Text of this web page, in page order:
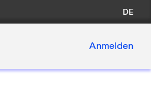
DE
Anmelden